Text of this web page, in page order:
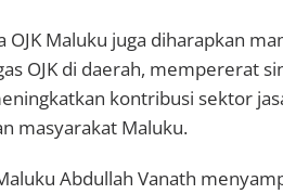
OJK Maluku juga diharapkan
OJK di daerah, mempererat
kontribusi sektor
masyarakat Maluku.
Abdullah Vanath